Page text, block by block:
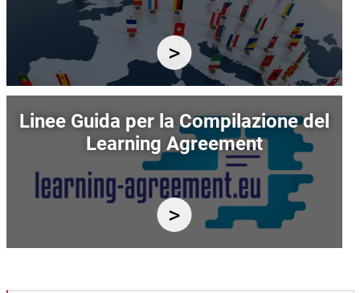
Linee Guida per la Compilazione del
Learning Agreement